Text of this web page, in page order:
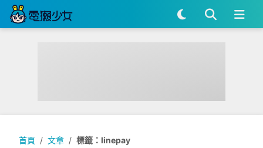
首頁 文章 標籤：linepay